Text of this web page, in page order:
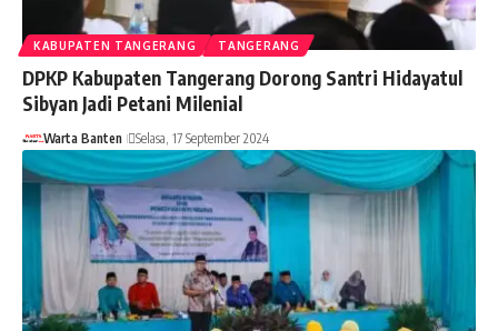
KABUPATEN TANGERANG TANGERANG
DPKP Kabupaten Tangerang Dorong Santri Hidayatul
Sibyan Jadi Petani Milenial
Warta Banten Selasa, 17 September 2024